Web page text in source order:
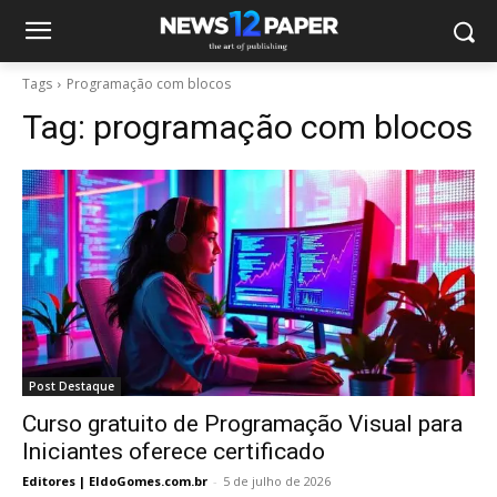
Tags Programação com blocos
Tag: programação com blocos
Post Destaque
Curso gratuito de Programação Visual para
Iniciantes oferece certificado
Editores | EldoGomes.com.br - 5 de julho de 2026